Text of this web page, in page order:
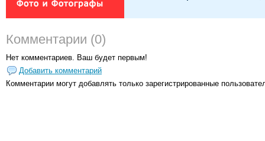
Комментарии (0)
Нет комментариев. Ваш будет первым!
Добавить комментарий
Комментарии могут добавлять только зарегистрированные